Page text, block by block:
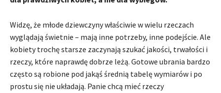
Widzę, że młode dziewczyny właściwie w wielu rzeczach
wyglądają świetnie – mają inne potrzeby, inne podejście. Ale
kobiety trochę starsze zaczynają szukać jakości, trwałości i
rzeczy, które naprawdę dobrze leżą. Gotowe ubrania bardzo
często są robione pod jakąś średnią tabelę wymiarów i po
prostu się nie układają. Panie chcą mieć rzeczy